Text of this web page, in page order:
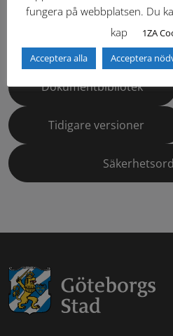
Gällande
Dokumentbibliotek
Tidigare versioner
fungera på webbplatsen. Du
kap
1ZA
Acceptera alla Acceptera